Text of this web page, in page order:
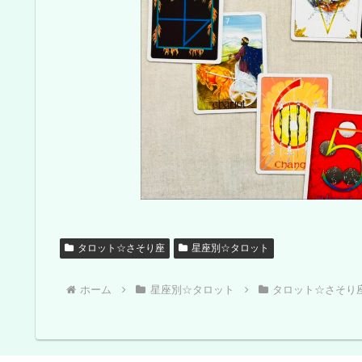
タロット☆さそり座 星座別☆タロット
ホーム 星座別☆タロット タロット☆さそり